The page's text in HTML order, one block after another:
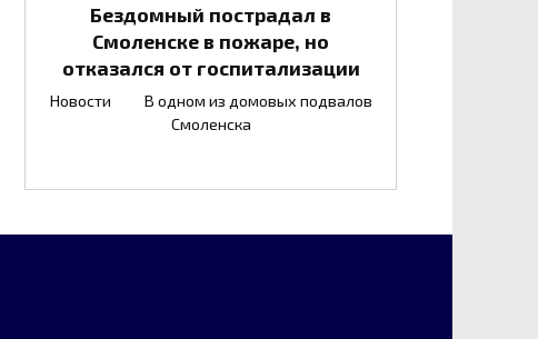
Бездомный пострадал в
Смоленске в пожаре, но
отказался от госпитализации
Новости В одном из домовых подвалов
Смоленска